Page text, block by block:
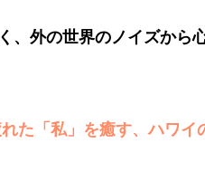
外の世界のノイズから
た「私」を癒す、ハワイ